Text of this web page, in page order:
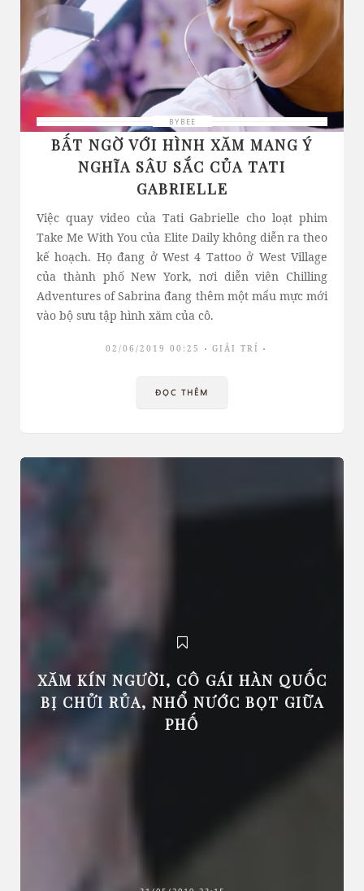
BYBEE
BẤT NGỜ VỚI HÌNH XĂM MANG Ý
NGHĨA SÂU SẮC CỦA TATI
GABRIELLE
Việc quay video của Tati Gabrielle cho loạt phim
Take Me With You của Elite Daily không diễn ra theo
kế hoạch. Họ đang ở West 4 Tattoo ở West Village
của thành phố New York, nơi diễn viên Chilling
Adventures of Sabrina đang thêm một mẩu mực mới
vào bộ sưu tập hình xăm của cô.
02/06/2019 00:25 GIẢI TRÍ
ĐỌC THÊM
XĂM KÍN NGƯỜI, CÔ GÁI HÀN QUỐC
BỊ CHỬI RỦA, NHỔ NƯỚC BỌT GIỮA
PHỐ